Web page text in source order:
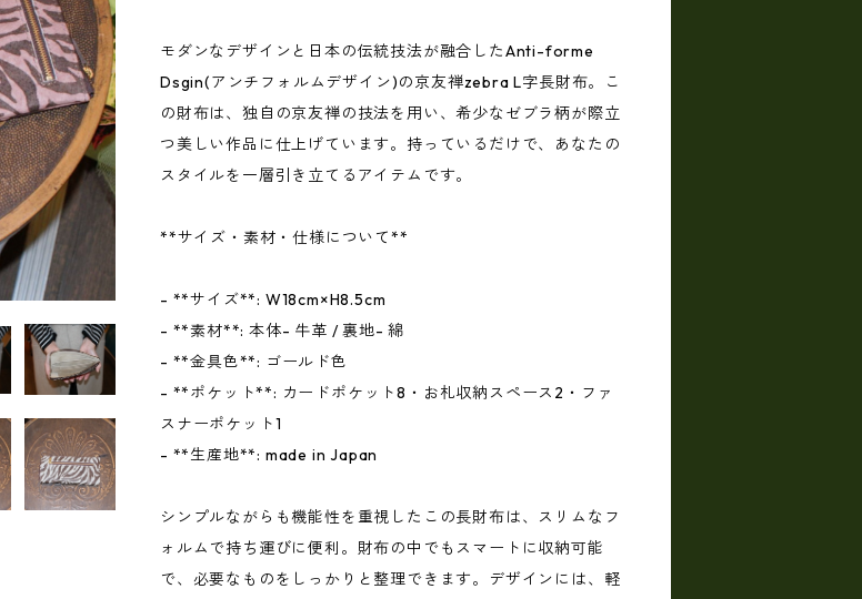
モダンなデザインと日本の伝統技法が融合したAnti-forme
Dsgin(アンチフォルムデザイン)の京友禅zebra L字長財布。こ
の財布は、独自の京友禅の技法を用い、希少なゼブラ柄が際立
つ美しい作品に仕上げています。持っているだけで、あなたの
スタイルを一層引き立てるアイテムです。
**サイズ・素材・仕様について**
- **サイズ**: W18cm×H8.5cm
- **素材**: 本体- 牛革 / 裏地- 綿
- **金具色**: ゴールド色
- **ポケット**: カードポケット8・お札収納スペース2・ファ
スナーポケット1
- **生産地**: made in Japan
シンプルながらも機能性を重視したこの長財布は、スリムなフ
ォルムで持ち運びに便利。財布の中でもスマートに収納可能
で、必要なものをしっかりと整理できます。デザインには、軽